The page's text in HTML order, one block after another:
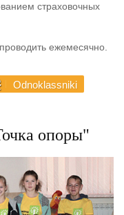
страховочных
ежемесячно.
Odnoklassniki
опоры"